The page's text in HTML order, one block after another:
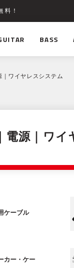
料！
払いまで金利手数料
BASS
ワイヤレスシステム
電源｜ワイ
ケーブル
カー・ケー